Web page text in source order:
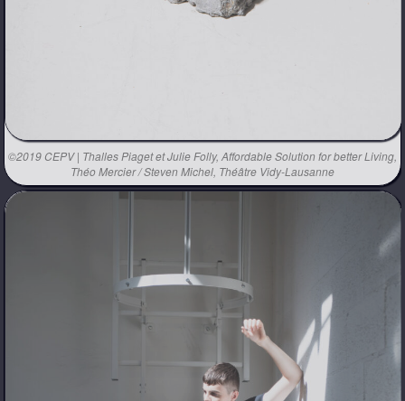
©2019 CEPV | Thalles Piaget et Julie Folly, Affordable Solution for better Living,
Théo Mercier / Steven Michel, Théâtre Vidy-Lausanne